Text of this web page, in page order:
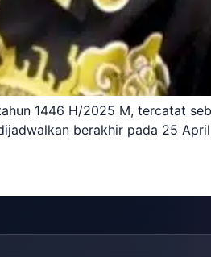
1446 H/2025 M, tercatat
berakhir pada 25